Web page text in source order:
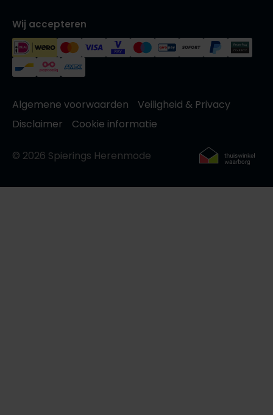
Wij accepteren
Algemene voorwaarden
Veiligheid & Privacy
Disclaimer
Cookie informatie
© 2026 Spierings Herenmode